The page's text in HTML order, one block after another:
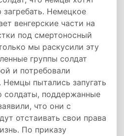
Немецкое
венгерские части на
под смертоносный
мы раскусили эту
группы солдат
и потребовали
Немцы пытались запугать
солдаты, поддержанные
что они с
отстаивать свои права
По приказу